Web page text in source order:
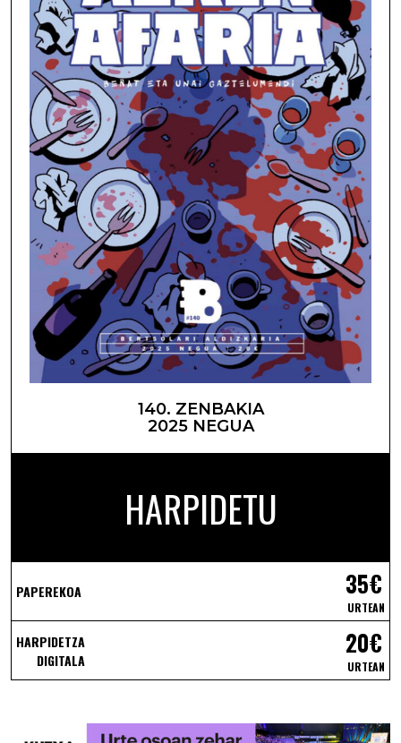
140. ZENBAKIA
2025 NEGUA
HARPIDETU
PAPEREKOA 35€
URTEAN
HARPIDETZA
DIGITALA
20€
URTEAN